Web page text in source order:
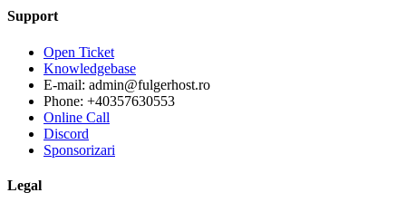
Support
Open Ticket
Knowledgebase
E-mail: admin@fulgerhost.ro
Phone: +40357630553
Online Call
Discord
Sponsorizari
Legal